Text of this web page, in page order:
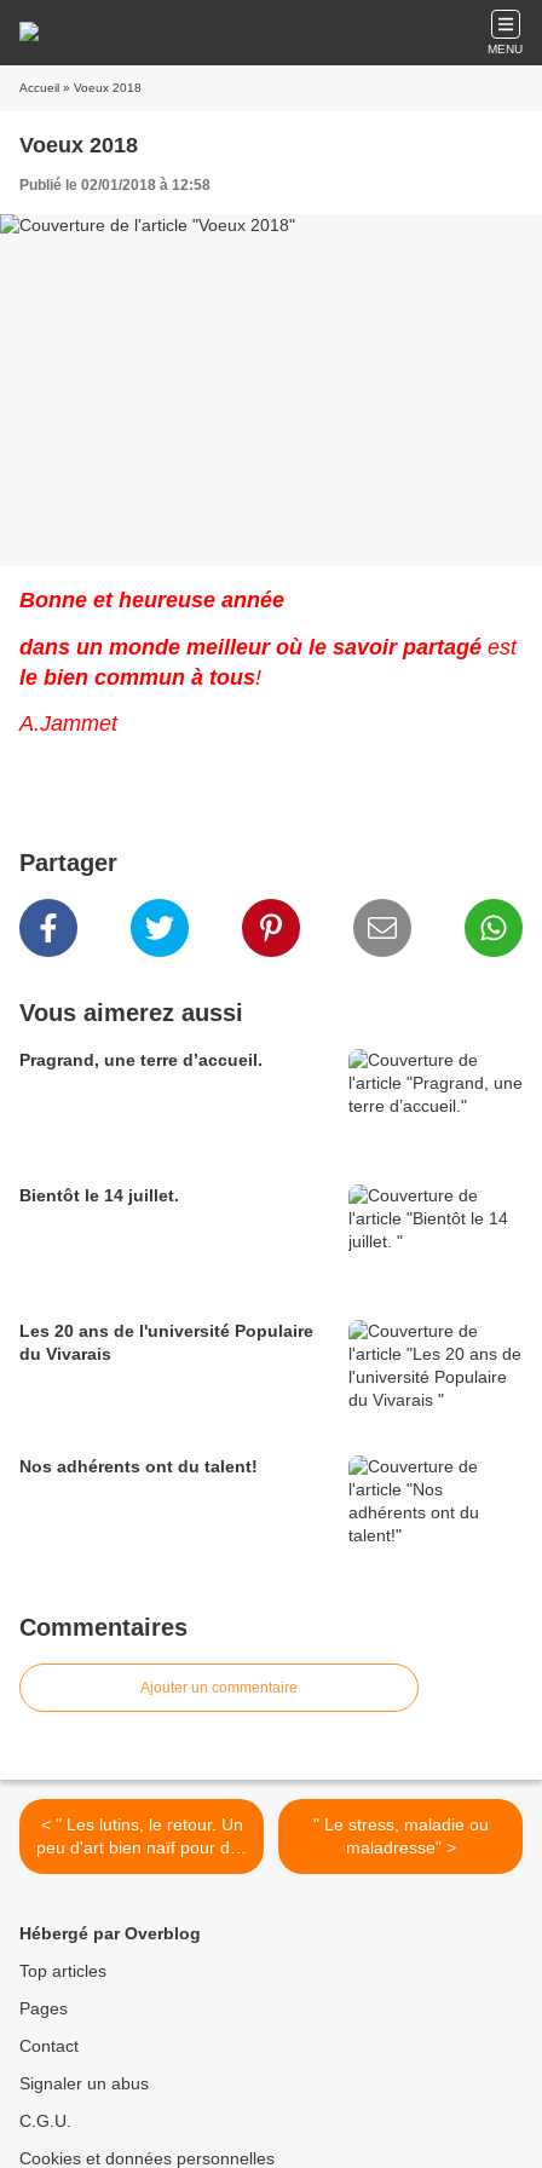
MENU
Accueil » Voeux 2018
Voeux 2018
Publié le 02/01/2018 à 12:58
Bonne et heureuse année
dans un monde meilleur où le savoir partagé est
le bien commun à tous!
A.Jammet
Partager
Vous aimerez aussi
Pragrand, une terre d’accueil.
Bientôt le 14 juillet.
Les 20 ans de l'université Populaire
du Vivarais
Nos adhérents ont du talent!
Commentaires
Ajouter un commentaire
< " Les lutins, le retour. Un
peu d'art bien naïf pour des
vœux bien sincères."
" Le stress, maladie ou
maladresse" >
Hébergé par Overblog
Top articles
Pages
Contact
Signaler un abus
C.G.U.
Cookies et données personnelles